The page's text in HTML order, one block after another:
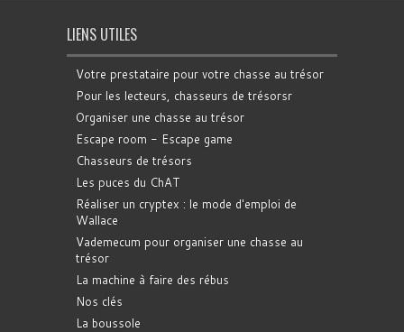
LIENS UTILES
Votre prestataire pour votre chasse au trésor
Pour les lecteurs, chasseurs de trésorsr
Organiser une chasse au trésor
Escape room - Escape game
Chasseurs de trésors
Les puces du ChAT
Réaliser un cryptex : le mode d'emploi de
Wallace
Vademecum pour organiser une chasse au
trésor
La machine à faire des rébus
Nos clés
La boussole